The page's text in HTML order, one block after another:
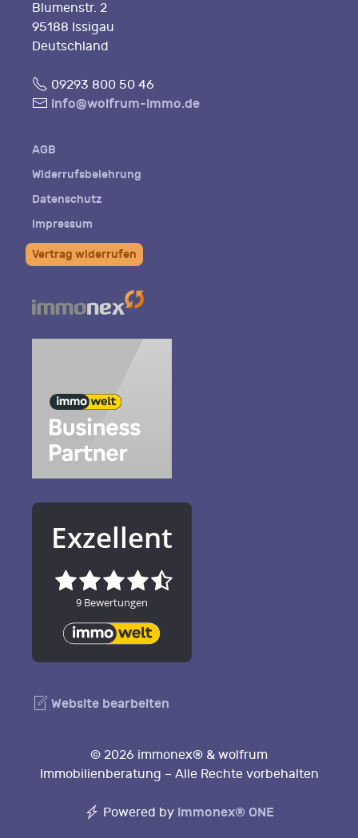
Blumenstr. 2
95188 Issigau
Deutschland
Fon09293 800 50 46
E- info@wolfrum-immo.de
AGB
Widerrufsbelehrung
Datenschutz
Impressum
Vertrag widerrufen
Website bearbeiten
© 2026 immonex® & wolfrum
Immobilienberatung – Alle Rechte vorbehalten
Powered by immonex® ONE